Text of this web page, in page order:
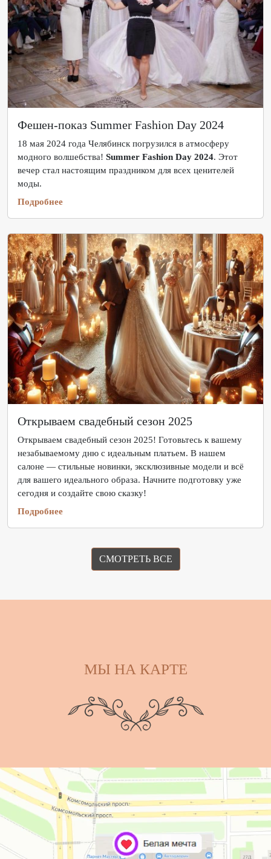
Фешен-показ Summer Fashion Day 2024
18 мая 2024 года Челябинск погрузился в атмосферу
модного волшебства! Summer Fashion Day 2024. Этот
вечер стал настоящим праздником для всех ценителей
моды.
Подробнее
Открываем свадебный сезон 2025
Открываем свадебный сезон 2025! Готовьтесь к вашему
незабываемому дню с идеальным платьем. В нашем
салоне — стильные новинки, эксклюзивные модели и всё
для вашего идеального образа. Начните подготовку уже
сегодня и создайте свою сказку!
Подробнее
СМОТРЕТЬ ВСЕ
МЫ НА КАРТЕ